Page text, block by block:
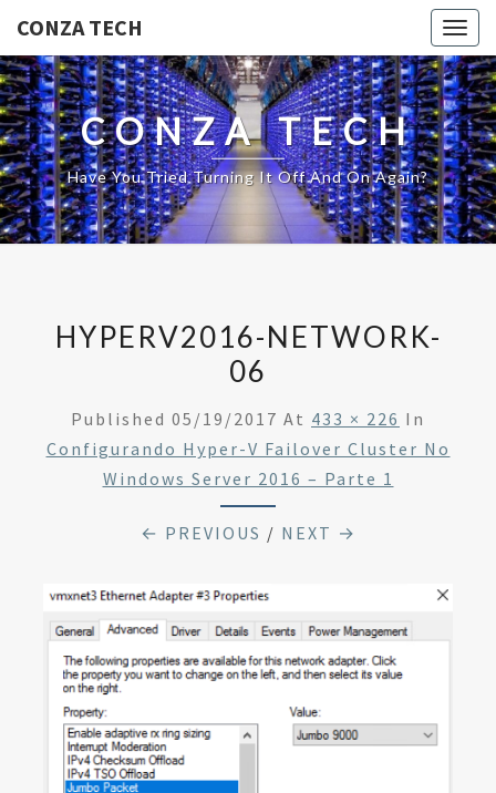
CONZA TECH
CONZA TECH
Have You Tried Turning It Off And On Again?
HYPERV2016-NETWORK-
06
Published 05/19/2017 At 433 × 226 In
Configurando Hyper-V Failover Cluster No
Windows Server 2016 – Parte 1
← PREVIOUS / NEXT →